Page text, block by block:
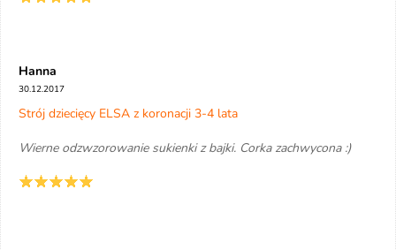
Hanna
30.12.2017
Strój dziecięcy ELSA z koronacji 3-4 lata
Wierne odzwzorowanie sukienki z bajki. Corka zachwycona :)